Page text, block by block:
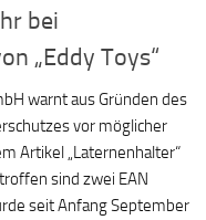
bei
„Eddy Toys“
warnt aus Gründen des
vor möglicher
Artikel „Laternenhalter“
sind zwei EAN
seit Anfang September